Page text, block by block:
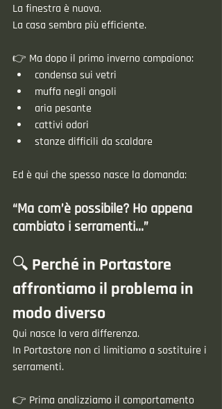
La finestra è nuova.
La casa sembra più efficiente.
👉 Ma dopo il primo inverno compaiono:
condensa sui vetri
muffa negli angoli
aria pesante
cattivi odori
stanze difficili da scaldare
Ed è qui che spesso nasce la domanda:
“Ma com’è possibile? Ho appena
cambiato i serramenti…”
🔍 Perché in Portastore
affrontiamo il problema in
modo diverso
Qui nasce la vera differenza.
In Portastore non ci limitiamo a sostituire i
serramenti.
👉 Prima analizziamo il comportamento